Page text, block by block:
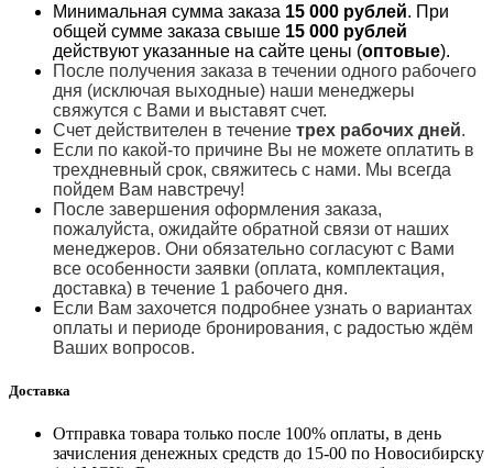
Минимальная сумма заказа 15 000 рублей. При
общей сумме заказа свыше 15 000 рублей
действуют указанные на сайте цены (оптовые).
После получения заказа в течении одного рабочего
дня (исключая выходные) наши менеджеры
свяжутся с Вами и выставят счет.
Счет действителен в течение трех рабочих дней.
Если по какой-то причине Вы не можете оплатить в
трехдневный срок, свяжитесь с нами. Мы всегда
пойдем Вам навстречу!
После завершения оформления заказа,
пожалуйста, ожидайте обратной связи от наших
менеджеров. Они обязательно согласуют с Вами
все особенности заявки (оплата, комплектация,
доставка) в течение 1 рабочего дня.
Если Вам захочется подробнее узнать о вариантах
оплаты и периоде бронирования, с радостью ждём
Ваших вопросов.
Доставка
Отправка товара только после 100% оплаты, в день
зачисления денежных средств до 15-00 по Новосибирску